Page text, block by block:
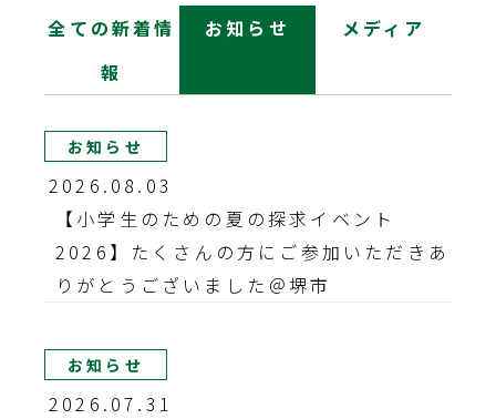
全ての新着情
報
お知らせ メディア
お知らせ
2026.08.03
【小学生のための夏の探求イベント
2026】たくさんの方にご参加いただきあ
りがとうございました＠堺市
お知らせ
2026.07.31